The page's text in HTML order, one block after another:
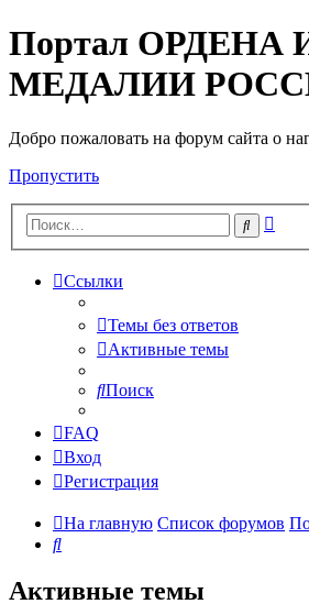
Портал ОРДЕНА
МЕДАЛИИ
Добро пожаловать на форум сайта о
Пропустить
Поиск
Ссылки
Темы без ответов
Активные темы
Поиск
FAQ
Вход
Регистрация
На главную Список форумов
Поиск
Активные темы